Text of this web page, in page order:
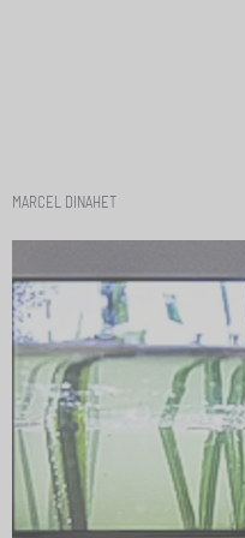
MARCEL DINAHET